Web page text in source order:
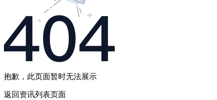
抱歉，此页面暂时无法展示
返回 资讯列表页面